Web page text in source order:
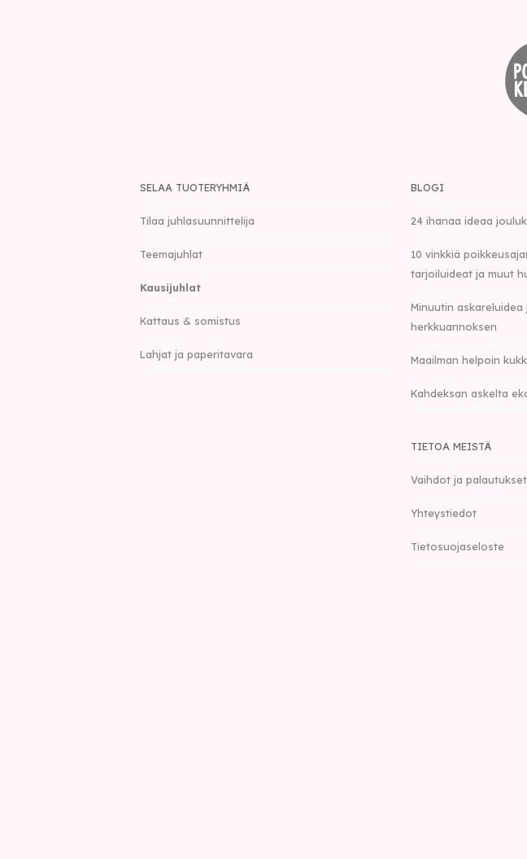
SELAA TUOTERYHMIÄ
Tilaa juhlasuunnittelija
Teemajuhlat
Kausijuhlat
Kattaus & somistus
Lahjat ja paperitavara
BLOGI
24 ihanaa ideaa
10 vinkkiä
tarjoiluideat ja muut
Minuutin
herkkuannoksen
Maailman helpoin
Kahdeksan askelta
TIETOA MEISTÄ
Vaihdot ja palautukset
Yhteystiedot
Tietosuojaseloste